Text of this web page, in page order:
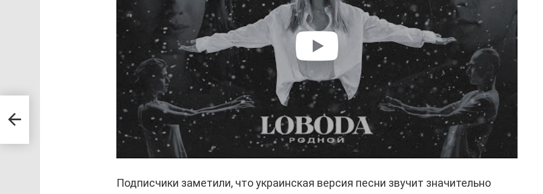
Подписчики заметили, что украинская версия песни звучит значительно